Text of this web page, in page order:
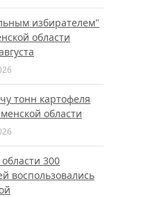
избирателем"
области
тонн картофеля
области
300
воспользовались